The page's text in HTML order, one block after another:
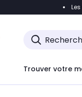
Accéder
Trouver votre